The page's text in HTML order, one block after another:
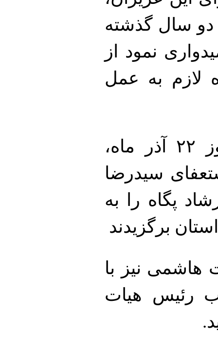
سال گذشته
نمود از
لازم به عمل
لازم به ذکر است در جلسه روز ۲۲ آذر ماه،
سیدرضا
پگاه را به
برگزیدند
هاشمی نیز با
رئیس هیات